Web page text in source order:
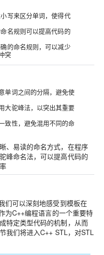
写来区分单词，使得代
名规则可以提高代码的
的命名规则，可以减少
突
单词之间的分隔，避免使
大驼峰法，以突出其重要
致性，避免混用不同的命
、易读的命名方式，在程序
峰命名法，可以提高代码的
们可以深刻地感受到模板在
为C++编程语言的一个重要特
特定类型代码的机制，从而
我们将进入C++ STL，对STL